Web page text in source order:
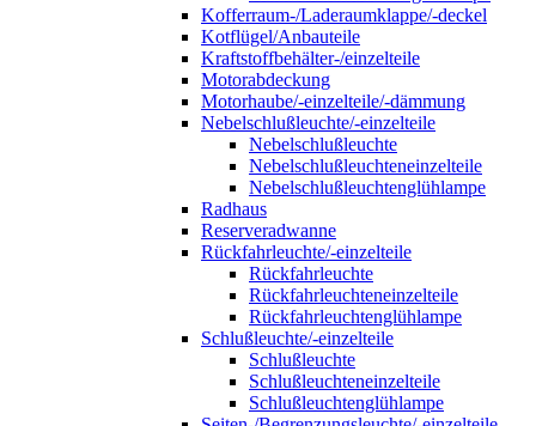
Kofferraum-/Laderaumklappe/-deckel
Kotflügel/Anbauteile
Kraftstoffbehälter-/einzelteile
Motorabdeckung
Motorhaube/-einzelteile/-dämmung
Nebelschlußleuchte/-einzelteile
Nebelschlußleuchte
Nebelschlußleuchteneinzelteile
Nebelschlußleuchtenglühlampe
Radhaus
Reserveradwanne
Rückfahrleuchte/-einzelteile
Rückfahrleuchte
Rückfahrleuchteneinzelteile
Rückfahrleuchtenglühlampe
Schlußleuchte/-einzelteile
Schlußleuchte
Schlußleuchteneinzelteile
Schlußleuchtenglühlampe